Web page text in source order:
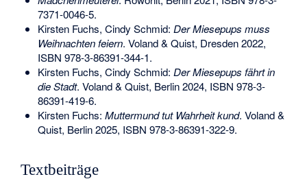
7371-0046-5.
Kirsten Fuchs, Cindy Schmid: Der Miesepups muss
Weihnachten feiern. Voland & Quist, Dresden 2022,
ISBN 978-3-86391-344-1.
Kirsten Fuchs, Cindy Schmid: Der Miesepups fährt in
die Stadt. Voland & Quist, Berlin 2024, ISBN 978-3-
86391-419-6.
Kirsten Fuchs: Muttermund tut Wahrheit kund. Voland &
Quist, Berlin 2025, ISBN 978-3-86391-322-9.
Textbeiträge